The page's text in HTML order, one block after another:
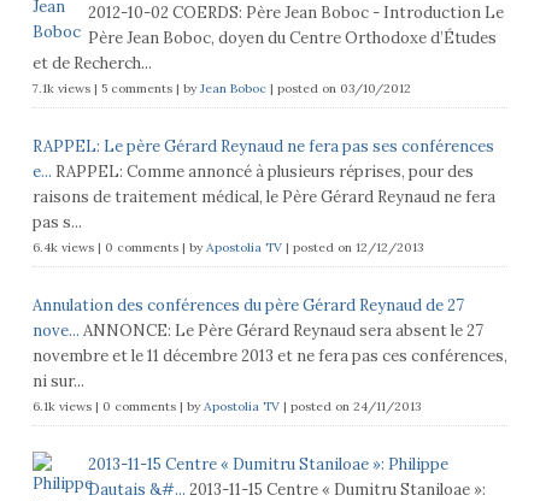
2012-10-02 COERDS: Père Jean Boboc - Introduction Le
Père Jean Boboc, doyen du Centre Orthodoxe d’Études
et de Recherch...
7.1k views| 5 comments| byJean Boboc| posted on 03/10/2012
RAPPEL: Le père Gérard Reynaud ne fera pas ses conférences
e... RAPPEL: Comme annoncé à plusieurs réprises, pour des
raisons de traitement médical, le Père Gérard Reynaud ne fera
pas s...
6.4k views| 0 comments| byApostolia TV| posted on 12/12/2013
Annulation des conférences du père Gérard Reynaud de 27
nove... ANNONCE: Le Père Gérard Reynaud sera absent le 27
novembre et le 11 décembre 2013 et ne fera pas ces conférences,
ni sur...
6.1k views| 0 comments| byApostolia TV| posted on 24/11/2013
2013-11-15 Centre « Dumitru Staniloae »: Philippe
Dautais &#... 2013-11-15 Centre « Dumitru Staniloae »: